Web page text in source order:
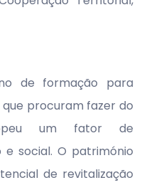
de formação para
procuram fazer do
um fator de
e social. O património
de revitalização